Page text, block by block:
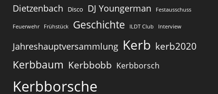
Dietzenbach Disco DJ Youngerman Festausschuss
Feuerwehr Frühstück Geschichte ILDT Club Interview
Jahreshauptversammlung Kerb kerb2020
Kerbbaum Kerbbobb Kerbborsch
Kerbborsche